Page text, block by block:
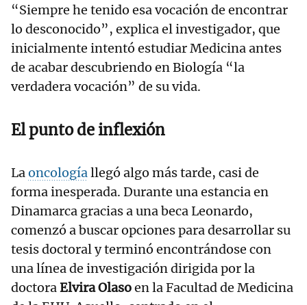
“Siempre he tenido esa vocación de encontrar
lo desconocido”, explica el investigador, que
inicialmente intentó estudiar Medicina antes
de acabar descubriendo en Biología “la
verdadera vocación” de su vida.
El punto de inflexión
Laoncologíallegó algo más tarde, casi de
forma inesperada. Durante una estancia en
Dinamarca gracias a una beca Leonardo,
comenzó a buscar opciones para desarrollar su
tesis doctoral y terminó encontrándose con
una línea de investigación dirigida por la
doctoraElvira Olasoen la Facultad de Medicina